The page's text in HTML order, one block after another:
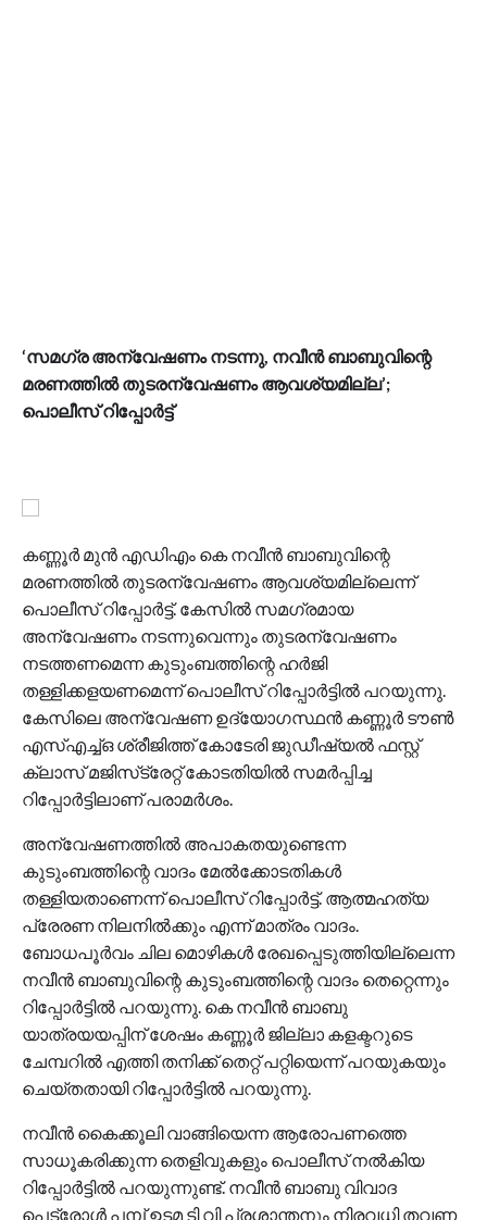
‘സമഗ്ര അന്വേഷണം നടന്നു, നവീൻ ബാബുവിന്റെ
മരണത്തിൽ തുടരന്വേഷണം ആവശ്യമില്ല’;
പൊലീസ് റിപ്പോർട്ട്
കണ്ണൂർ മുൻ എഡിഎം കെ നവീൻ ബാബുവിന്റെ
മരണത്തിൽ തുടരന്വേഷണം ആവശ്യമില്ലെന്ന്
പൊലീസ് റിപ്പോർട്ട്. കേസിൽ സമഗ്രമായ
അന്വേഷണം നടന്നുവെന്നും തുടരന്വേഷണം
നടത്തണമെന്ന കുടുംബത്തിന്റെ ഹർജി
തള്ളിക്കളയണമെന്ന് പൊലീസ് റിപ്പോർട്ടിൽ പറയുന്നു.
കേസിലെ അന്വേഷണ ഉദ്യോഗസ്ഥൻ കണ്ണൂർ ടൗൺ
എസ്‌എച്ച്ഒ ശ്രീജിത്ത് കോടേരി ജുഡീഷ്യൽ ഫസ്റ്റ്
ക്ലാസ് മജിസ്‌ട്രേറ്റ് കോടതിയിൽ സമർപ്പിച്ച
റിപ്പോർട്ടിലാണ് പരാമർശം.
അന്വേഷണത്തിൽ അപാകതയുണ്ടെന്ന
കുടുംബത്തിന്റെ വാദം മേൽക്കോടതികൾ
തള്ളിയതാണെന്ന് പൊലീസ് റിപ്പോർട്ട്. ആത്മഹത്യ
പ്രേരണ നിലനിൽക്കും എന്ന് മാത്രം വാദം.
ബോധപൂർവം ചില മൊഴികൾ രേഖപ്പെടുത്തിയില്ലെന്ന
നവീൻ ബാബുവിന്റെ കുടുംബത്തിന്റെ വാദം തെറ്റെന്നും
റിപ്പോർട്ടിൽ പറയുന്നു. കെ നവീൻ ബാബു
യാത്രയയപ്പിന് ശേഷം കണ്ണൂർ ജില്ലാ കളക്ടറുടെ
ചേമ്പറിൽ എത്തി തനിക്ക് തെറ്റ് പറ്റിയെന്ന് പറയുകയും
ചെയ്തതായി റിപ്പോർട്ടിൽ പറയുന്നു.
നവീൻ കൈക്കൂലി വാങ്ങിയെന്ന ആരോപണത്തെ
സാധൂകരിക്കുന്ന തെളിവുകളും പൊലീസ് നൽകിയ
റിപ്പോർട്ടിൽ പറയുന്നുണ്ട്. നവീൻ ബാബു വിവാദ
പെട്രോൾ പമ്പ് ഉടമ ടി വി പ്രശാന്തനും നിരവധി തവണ